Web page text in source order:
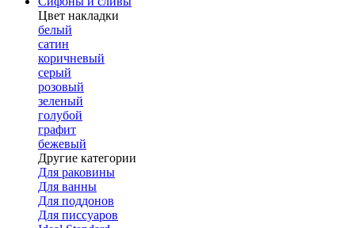
Цвет накладки
белый
сатин
коричневый
серый
розовый
зеленый
голубой
графит
бежевый
Другие категории
Для раковины
Для ванны
Для поддонов
Для писсуаров